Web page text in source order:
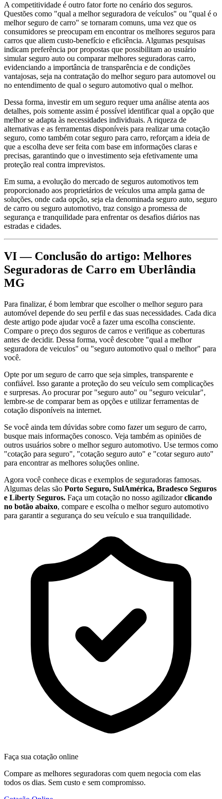
A competitividade é outro fator forte no cenário dos seguros.
Questões como "qual a melhor seguradora de veículos" ou "qual é o
melhor seguro de carro" se tornaram comuns, uma vez que os
consumidores se preocupam em encontrar os melhores seguros para
carros que aliem custo-benefício e eficiência. Algumas pesquisas
indicam preferência por propostas que possibilitam ao usuário
simular seguro auto ou comparar melhores seguradoras carro,
evidenciando a importância de transparência e de condições
vantajosas, seja na contratação do melhor seguro para automovel ou
no entendimento de qual o seguro automotivo qual o melhor.
Dessa forma, investir em um seguro requer uma análise atenta aos
detalhes, pois somente assim é possível identificar qual a opção que
melhor se adapta às necessidades individuais. A riqueza de
alternativas e as ferramentas disponíveis para realizar uma cotação
seguro, como também cotar seguro para carro, reforçam a ideia de
que a escolha deve ser feita com base em informações claras e
precisas, garantindo que o investimento seja efetivamente uma
proteção real contra imprevistos.
Em suma, a evolução do mercado de seguros automotivos tem
proporcionado aos proprietários de veículos uma ampla gama de
soluções, onde cada opção, seja ela denominada seguro auto, seguro
de carro ou seguro automotivo, traz consigo a promessa de
segurança e tranquilidade para enfrentar os desafios diários nas
estradas e cidades.
VI — Conclusão do artigo: Melhores
Seguradoras de Carro em Uberlândia
MG
Para finalizar, é bom lembrar que escolher o melhor seguro para
automóvel depende do seu perfil e das suas necessidades. Cada dica
deste artigo pode ajudar você a fazer uma escolha consciente.
Compare o preço dos seguros de carros e verifique as coberturas
antes de decidir. Dessa forma, você descobre "qual a melhor
seguradora de veiculos" ou "seguro automotivo qual o melhor" para
você.
Opte por um seguro de carro que seja simples, transparente e
confiável. Isso garante a proteção do seu veículo sem complicações
e surpresas. Ao procurar por "seguro auto" ou "seguro veicular",
lembre-se de comparar bem as opções e utilizar ferramentas de
cotação disponíveis na internet.
Se você ainda tem dúvidas sobre como fazer um seguro de carro,
busque mais informações conosco. Veja também as opiniões de
outros usuários sobre o melhor seguro automotivo. Use termos como
"cotação para seguro", "cotação seguro auto" e "cotar seguro auto"
para encontrar as melhores soluções online.
Agora você conhece dicas e exemplos de seguradoras famosas.
Algumas delas são Porto Seguro, SulAmérica, Bradesco Seguros
e Liberty Seguros. Faça um cotação no nosso agilizadorclicando
no botão abaixo, compare e escolha o melhor seguro automotivo
para garantir a segurança do seu veículo e sua tranquilidade.
Faça sua cotação online
Compare as melhores seguradoras com quem negocia com elas
todos os dias. Sem custo e sem compromisso.